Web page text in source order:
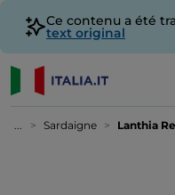
Ce contenu a été
text original
... Sardaigne Lanthia